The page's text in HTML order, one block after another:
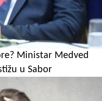
Ministar Medved
u Sabor